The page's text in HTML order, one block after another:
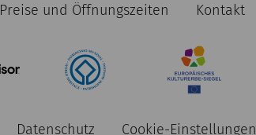
Preise und Öffnungszeiten Kontakt
Datenschutz Cookie-Einstellungen